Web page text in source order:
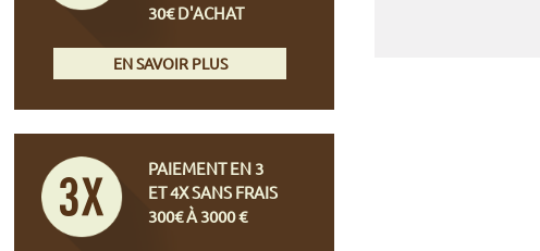
30€ D'ACHAT
EN SAVOIR PLUS
PAIEMENT EN 3
ET 4X SANS FRAIS
300€ À 3000 €